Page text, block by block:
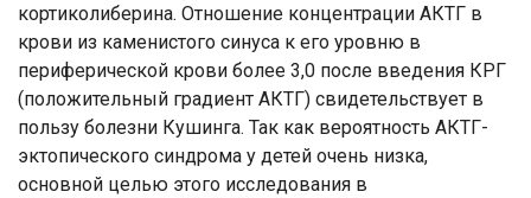
кортиколиберина. Отношение концентрации АКТГ в
крови из каменистого синуса к его уровню в
периферической крови более 3,0 после введения КРГ
(положительный градиент АКТГ) свидетельствует в
пользу болезни Кушинга. Так как вероятность АКТГ-
эктопического синдрома у детей очень низка,
основной целью этого исследования в